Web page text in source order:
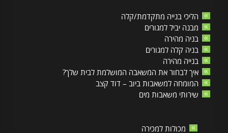
הליכי בנייה מתקדמת/קלה
מבנה יביל למגורים
בניה מהירה
בניה קלה למגורים
בנייה מהירה
איך לבחור את המשאבה המושלמת לבית שלך?
המומחה למשאבות ביוב – דוד קצב
שירותי משאבות מים
מכולות למכירה